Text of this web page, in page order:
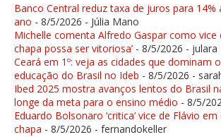
Banco Central reduz taxa de juros para 14%
ano - 8/5/2026 - Júlia Mano
Michelle comenta Alfredo Gaspar como vice
chapa possa ser vitoriosa’ - 8/5/2026 - julara
Ceará em 1º: veja as cidades que dominam
educação do Brasil no Ideb - 8/5/2026 -
Ibed 2025 mostra avanços lentos do Brasil
longe da meta para o ensino médio - 8/5/
Eduardo Bolsonaro ‘critica’ vice de Flávio
chapa - 8/5/2026 - fernandokeller